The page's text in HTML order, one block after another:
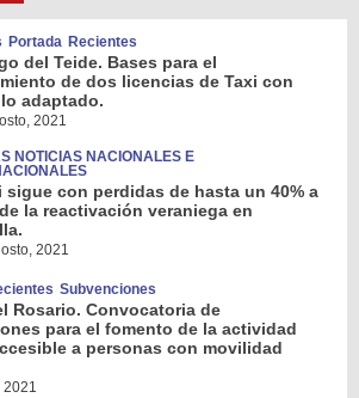
Portada Recientes
del Teide. Bases para el
de dos licencias de Taxi con
adaptado.
2021
NOTICIAS NACIONALES E
sigue con perdidas de hasta un 40% a
la reactivación veraniega en
2021
Subvenciones
Rosario. Convocatoria de
para el fomento de la actividad
a personas con movilidad
2021